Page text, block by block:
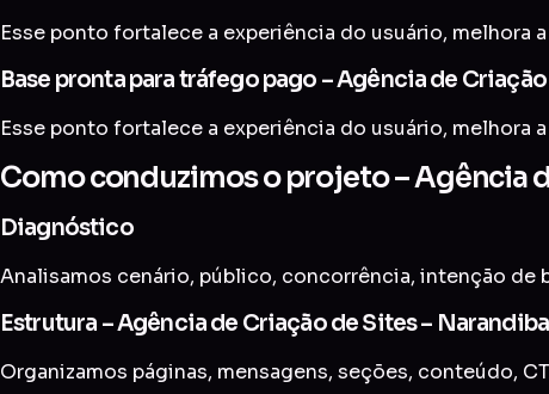
Esse ponto fortalece a experiência do usuário, melhora
Base pronta para tráfego pago – Agência de
Esse ponto fortalece a experiência do usuário, melhora
Como conduzimos o projeto – Agência
Diagnóstico
Analisamos cenário, público, concorrência, intenção
Estrutura – Agência de Criação de Sites – Narandiba
Organizamos páginas, mensagens, seções, conteúdo,